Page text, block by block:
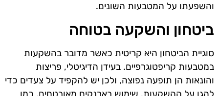
והשפעתו על המטבעות השונים.
ביטחון והשקעה בטוחה
סוגיית הביטחון היא קריטית כאשר מדובר בהשקעות
במטבעות קריפטוגרפיים. בעידן הדיגיטלי, פריצות
והונאות הן תופעה נפוצה, ולכן יש להקפיד על צעדים כדי
להגן על ההשקעות. שימוש בארנקים מאובטחים, כמו